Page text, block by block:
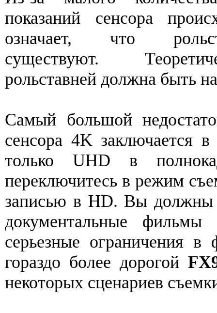
показаний сенсора
означает, что
существуют.
рольставней должна быть
Самый большой
сенсора 4K заключается
только UHD в
переключитесь в режим
записью в HD. Вы должны
документальные
серьезные ограничения
гораздо более дорогой
некоторых сценариев